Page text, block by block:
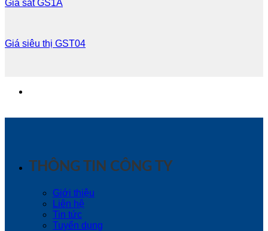
Giá sắt GS1A
Giá siêu thị GST04
THÔNG TIN CÔNG TY
Giới thiệu
Liên hệ
Tin tức
Tuyển dụng